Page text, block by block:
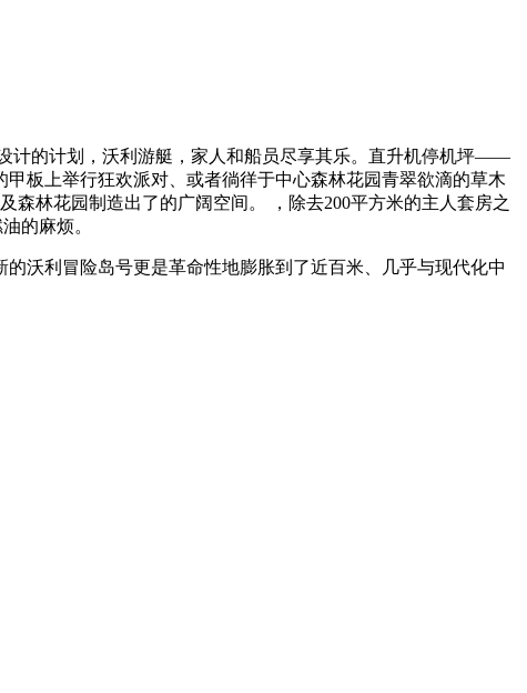
计的计划，沃利游艇，家人和船员尽享其乐。直升机停机坪——
板上举行狂欢派对、或者徜徉于中心森林花园青翠欲滴的草木
森林花园制造出了的广阔空间。 ，除去200平方米的主人套房之
的麻烦。
的沃利冒险岛号更是革命性地膨胀到了近百米、几乎与现代化中